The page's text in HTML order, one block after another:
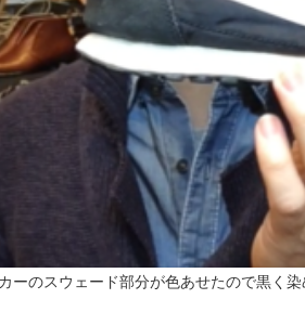
ーのスウェード部分が色あせたので黒く